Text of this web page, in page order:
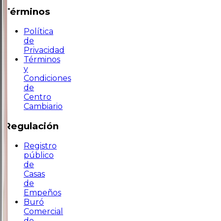
Términos
Política
de
Privacidad
Términos
y
Condiciones
de
Centro
Cambiario
Regulación
Registro
público
de
Casas
de
Empeños
Buró
Comercial